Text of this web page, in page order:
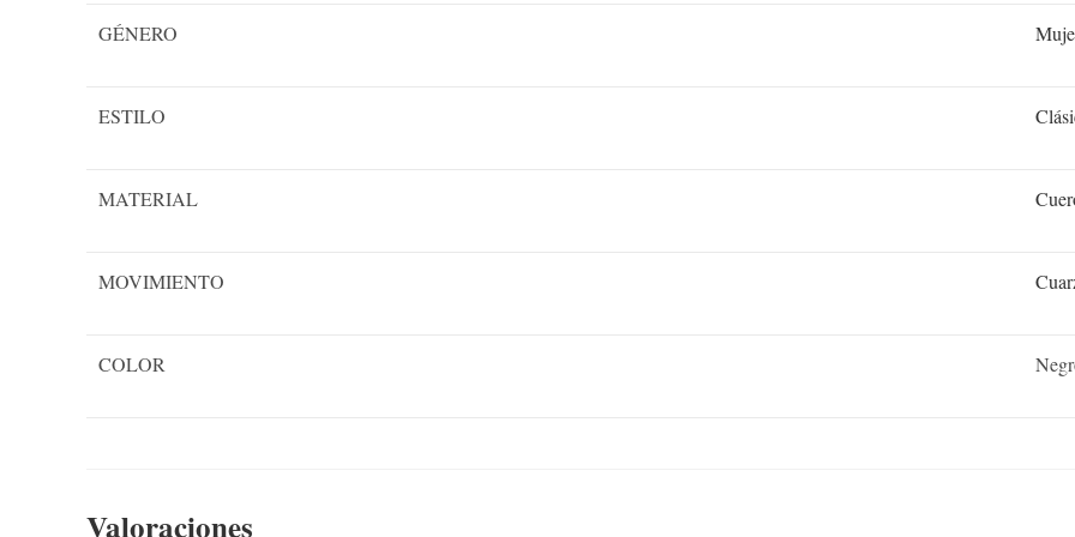
GÉNERO
ESTILO
MATERIAL
MOVIMIENTO
COLOR
Valoraciones